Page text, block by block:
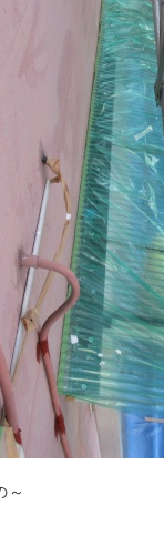
～